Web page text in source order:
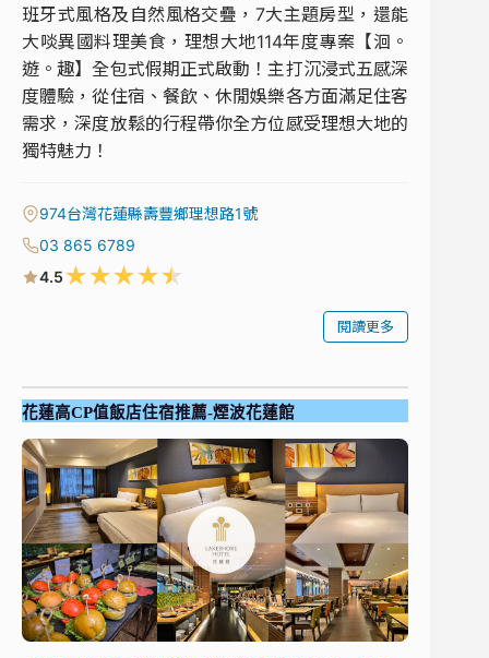
班牙式風格及自然風格交疊，7大主題房型，還能
大啖異國料理美食，理想大地114年度專案【洄。
遊。趣】全包式假期正式啟動！主打沉浸式五感深
度體驗，從住宿、餐飲、休閒娛樂各方面滿足住客
需求，深度放鬆的行程帶你全方位感受理想大地的
獨特魅力！
974台灣花蓮縣壽豐鄉理想路1號
03 865 6789
4.5★★★★★
閱讀更多
花蓮高CP值飯店住宿推薦-煙波花蓮館